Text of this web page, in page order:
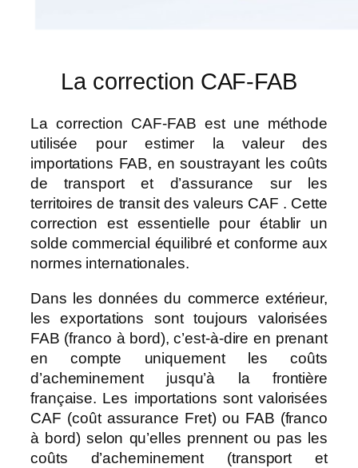
La correction CAF-FAB
La correction CAF-FAB est une méthode
utilisée pour estimer la valeur des
importations FAB, en soustrayant les coûts
de transport et d’assurance sur les
territoires de transit des valeurs CAF . Cette
correction est essentielle pour établir un
solde commercial équilibré et conforme aux
normes internationales.
Dans les données du commerce extérieur,
les exportations sont toujours valorisées
FAB (franco à bord), c’est-à-dire en prenant
en compte uniquement les coûts
d’acheminement jusqu’à la frontière
française. Les importations sont valorisées
CAF (coût assurance Fret) ou FAB (franco
à bord) selon qu’elles prennent ou pas les
coûts d’acheminement (transport et